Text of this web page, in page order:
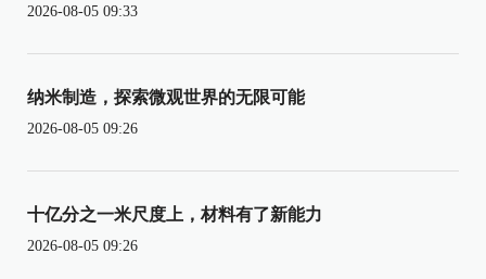
2026-08-05 09:33
纳米制造，探索微观世界的无限可能
2026-08-05 09:26
十亿分之一米尺度上，材料有了新能力
2026-08-05 09:26